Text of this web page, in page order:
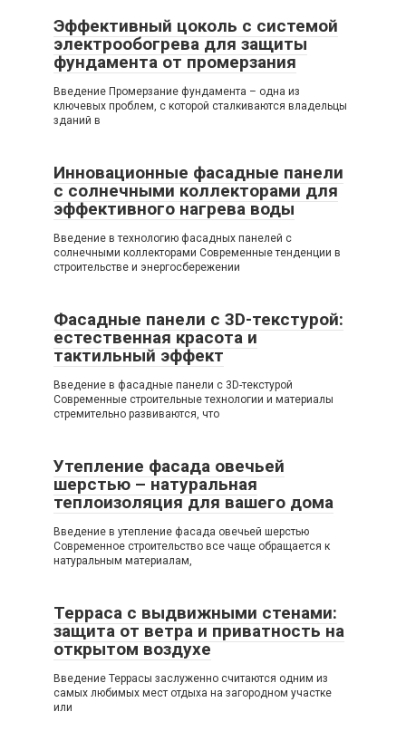
Эффективный цоколь с системой
электрообогрева для защиты
фундамента от промерзания
Введение Промерзание фундамента – одна из
ключевых проблем, с которой сталкиваются владельцы
зданий в
Инновационные фасадные панели
с солнечными коллекторами для
эффективного нагрева воды
Введение в технологию фасадных панелей с
солнечными коллекторами Современные тенденции в
строительстве и энергосбережении
Фасадные панели с 3D-текстурой:
естественная красота и
тактильный эффект
Введение в фасадные панели с 3D-текстурой
Современные строительные технологии и материалы
стремительно развиваются, что
Утепление фасада овечьей
шерстью – натуральная
теплоизоляция для вашего дома
Введение в утепление фасада овечьей шерстью
Современное строительство все чаще обращается к
натуральным материалам,
Терраса с выдвижными стенами:
защита от ветра и приватность на
открытом воздухе
Введение Террасы заслуженно считаются одним из
самых любимых мест отдыха на загородном участке
или